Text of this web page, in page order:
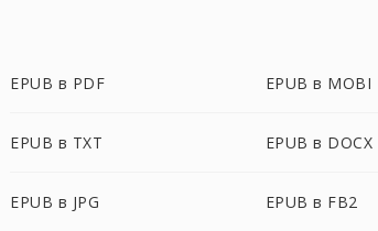
EPUB в PDF EPUB в MOBI
EPUB в TXT EPUB в DOCX
EPUB в JPG EPUB в FB2